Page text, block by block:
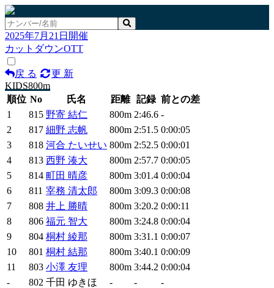
2025年7月21日開催
カットダウンOTT
戻 る
更 新
KIDS800m
順位 No 氏名 距離 記録 前との差
1
815 野寄 結仁 800m 2:46.6 -
2
817 細野 志帆 800m 2:51.5 0:00:05
3
818 河合 たいせい 800m 2:52.5 0:00:01
4
813 西野 湊大 800m 2:57.7 0:00:05
5
814 町田 晴彦 800m 3:01.4 0:00:04
6
811 宰務 清太郎 800m 3:09.3 0:00:08
7
808 井上 勝晴 800m 3:20.2 0:00:11
8
806 福元 智大 800m 3:24.8 0:00:04
9
804 桐村 綾那 800m 3:31.1 0:00:07
10
801 桐村 結那 800m 3:40.1 0:00:09
11
803 小澤 友理 800m 3:44.2 0:00:04
-
802 千田 ゆきほ - -
-